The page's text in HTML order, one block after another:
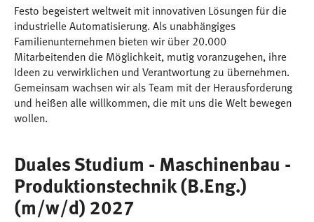
Festo begeistert weltweit mit innovativen Lösungen für die
industrielle Automatisierung. Als unabhängiges
Familienunternehmen bieten wir über 20.000
Mitarbeitenden die Möglichkeit, mutig voranzugehen, ihre
Ideen zu verwirklichen und Verantwortung zu übernehmen.
Gemeinsam wachsen wir als Team mit der Herausforderung
und heißen alle willkommen, die mit uns die Welt bewegen
wollen.
Duales Studium - Maschinenbau -
Produktionstechnik (B.Eng.)
(m/w/d) 2027